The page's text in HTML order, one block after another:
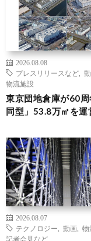
2026.08.08
プレスリリースなど
物流施設
東京団地倉庫が60
同型」53.8万㎡を運
2026.08.07
テクノロジー
動画 物
記者会見など